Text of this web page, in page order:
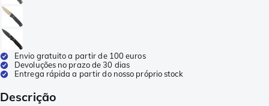
Envio gratuito a partir de 100 euros
Devoluções no prazo de 30 dias
Entrega rápida a partir do nosso próprio stock
Descrição